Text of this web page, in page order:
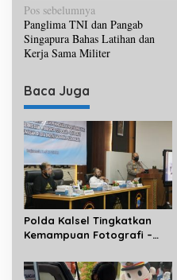
N
a
v
i
g
a
s
i
p
o
s
Pos sebelumnya
Panglima TNI dan Pangab
Singapura Bahas Latihan dan
Kerja Sama Militer
Baca Juga
Polda Kalsel Tingkatkan
Kemampuan Fotografi –
Humas